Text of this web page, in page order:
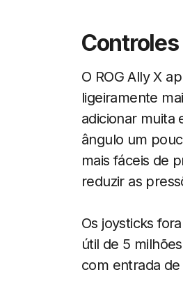
O ROG Ally X
ligeiramente
adicionar muita
ângulo um
mais fáceis de
reduzir as
Os joysticks
útil de 5
com entrada